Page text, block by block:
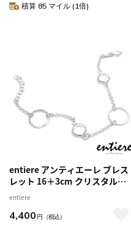
積算 85 マイル (1倍)
entiere アンティエーレ ブレス
レット 16＋3cm クリスタルガ
ラス サークル ステーション シ
ルバー925 ロジウムメッキ レデ
ィース イタリア製
entiere
4,400 円 （税込）